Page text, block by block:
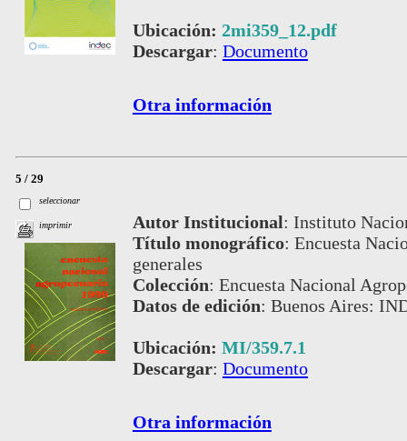
Ubicación: 2mi359_12.pdf
Descargar: Documento
Otra información
5 / 29
seleccionar
imprimir Autor Institucional: Instituto
Título monográfico: Encuesta
generales
Colección: Encuesta Nacional
Datos de edición: Buenos Aires:
Ubicación: MI/359.7.1
Descargar: Documento
Otra información